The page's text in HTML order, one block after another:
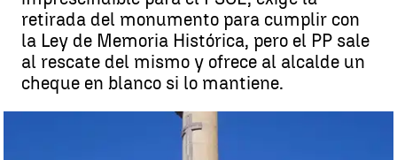
retirada del monumento para cumplir con
la Ley de Memoria Histórica, pero el PP sale
al rescate del mismo y ofrece al alcalde un
cheque en blanco si lo mantiene.